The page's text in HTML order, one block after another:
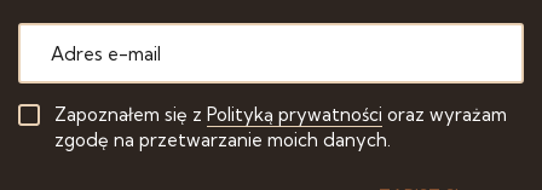
Zapoznałem się z Polityką prywatności oraz wyrażam
zgodę na przetwarzanie moich danych.